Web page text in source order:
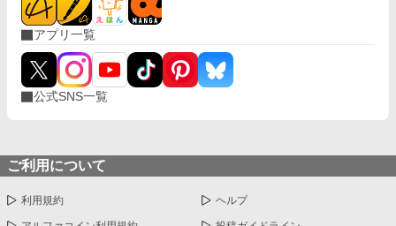
アプリ一覧
公式SNS一覧
ご利用について
利用規約 ヘルプ